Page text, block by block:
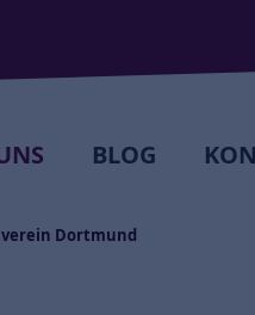
BLOG
Dortmund